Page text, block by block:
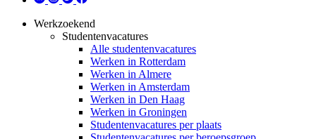
Werkzoekend
Studentenvacatures
Alle studentenvacatures
Werken in Rotterdam
Werken in Almere
Werken in Amsterdam
Werken in Den Haag
Werken in Groningen
Studentenvacatures per plaats